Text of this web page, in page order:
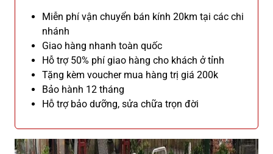
Miễn phí vận chuyển bán kính 20km tại các chi
nhánh
Giao hàng nhanh toàn quốc
Hỗ trợ 50% phí giao hàng cho khách ở tỉnh
Tặng kèm voucher mua hàng trị giá 200k
Bảo hành 12 tháng
Hỗ trợ bảo dưỡng, sửa chữa trọn đời